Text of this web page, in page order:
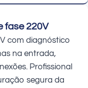
fase 220V
com diagnóstico
na entrada,
Profissional
segura da